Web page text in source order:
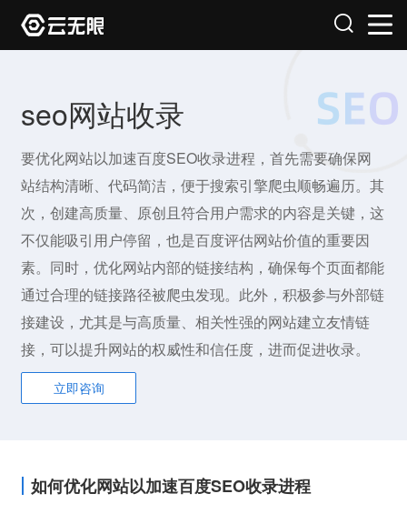
seo网站收录
要优化网站以加速百度SEO收录进程，首先需要确保网
站结构清晰、代码简洁，便于搜索引擎爬虫顺畅遍历。其
次，创建高质量、原创且符合用户需求的内容是关键，这
不仅能吸引用户停留，也是百度评估网站价值的重要因
素。同时，优化网站内部的链接结构，确保每个页面都能
通过合理的链接路径被爬虫发现。此外，积极参与外部链
接建设，尤其是与高质量、相关性强的网站建立友情链
接，可以提升网站的权威性和信任度，进而促进收录。
立即咨询
如何优化网站以加速百度SEO收录进程